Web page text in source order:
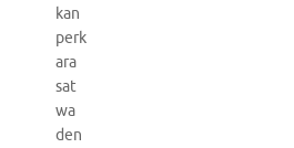
kan
perk
ara
sat
wa
den